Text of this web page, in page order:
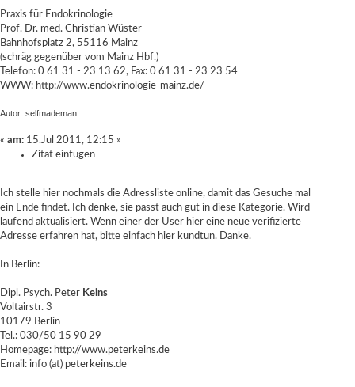
Praxis für Endokrinologie
Prof. Dr. med. Christian Wüster
Bahnhofsplatz 2, 55116 Mainz
(schräg gegenüber vom Mainz Hbf.)
Telefon: 0 61 31 - 23 13 62, Fax: 0 61 31 - 23 23 54
WWW: http://www.endokrinologie-mainz.de/
Autor: selfmademan
« am: 15.Jul 2011, 12:15 »
Zitat einfügen
Ich stelle hier nochmals die Adressliste online, damit das Gesuche mal
ein Ende findet. Ich denke, sie passt auch gut in diese Kategorie. Wird
laufend aktualisiert. Wenn einer der User hier eine neue verifizierte
Adresse erfahren hat, bitte einfach hier kundtun. Danke.
In Berlin:
Dipl. Psych. Peter Keins
Voltairstr. 3
10179 Berlin
Tel.: 030/50 15 90 29
Homepage: http://www.peterkeins.de
Email: info (at) peterkeins.de